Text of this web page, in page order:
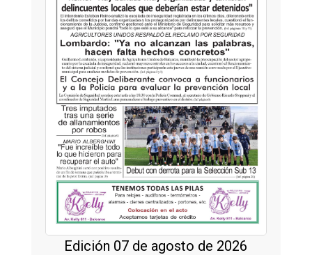
Edición 07 de agosto de 2026